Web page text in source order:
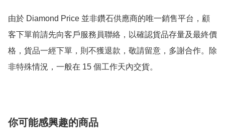
由於 Diamond Price 並非鑽石供應商的唯一銷售平台，顧
客下單前請先向客戶服務員聯絡，以確認貨品存量及最終價
格，貨品一經下單，則不獲退款，敬請留意，多謝合作。除
非特殊情況，一般在 15 個工作天內交貨。
你可能感興趣的商品